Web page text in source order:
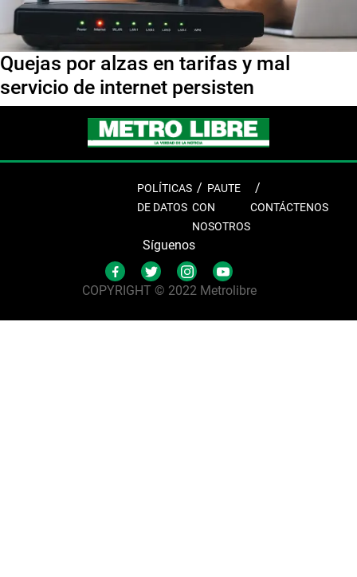
Quejas por alzas en tarifas y mal
servicio de internet persisten
POLÍTICAS
DE DATOS
PAUTE
CON
NOSOTROS
CONTÁCTENOS
Síguenos
COPYRIGHT © 2022 Metrolibre